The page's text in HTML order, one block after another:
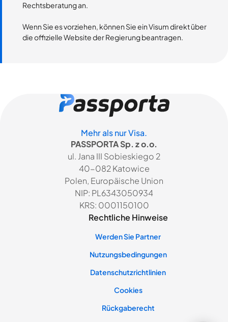
Rechtsberatung an.
Wenn Sie es vorziehen, können Sie ein Visum direkt über
die offizielle Website der Regierung beantragen.
Mehr als nur Visa.
PASSPORTA Sp. z o.o.
ul. Jana III Sobieskiego 2
40-082 Katowice
Polen, Europäische Union
NIP: PL6343050934
KRS: 0001150100
Rechtliche Hinweise
Werden Sie Partner
Nutzungsbedingungen
Datenschutzrichtlinien
Cookies
Rückgaberecht